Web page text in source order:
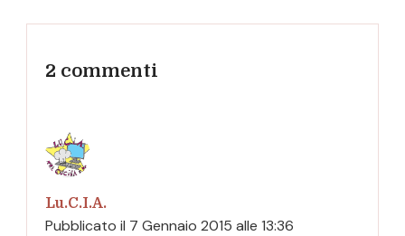
2 commenti
Lu.C.I.A.
Pubblicato il 7 Gennaio 2015 alle 13:36